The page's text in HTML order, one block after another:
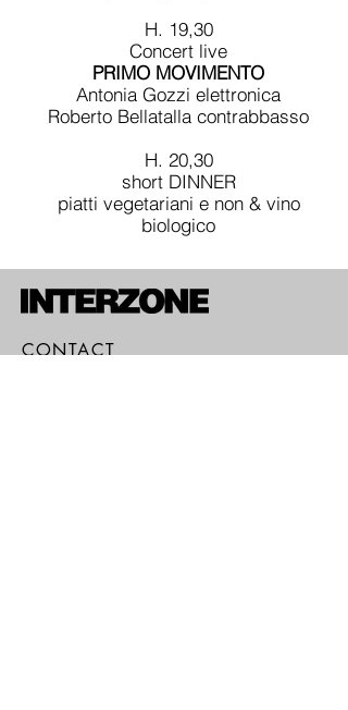
H. 19,30
Concert live
PRIMO MOVIMENTO
Antonia Gozzi elettronica
Roberto Bellatalla contrabbasso
H. 20,30
short DINNER
piatti vegetariani e non & vino
biologico
CONTACT